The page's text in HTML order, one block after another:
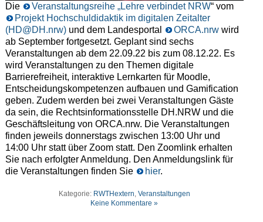
Die Veranstaltungsreihe „Lehre verbindet NRW“ vom
Projekt Hochschuldidaktik im digitalen Zeitalter
(HD@DH.nrw)und dem Landesportal ORCA.nrwwird
ab September fortgesetzt. Geplant sind sechs
Veranstaltungen ab dem 22.09.22 bis zum 08.12.22. Es
wird Veranstaltungen zu den Themen digitale
Barrierefreiheit, interaktive Lernkarten für Moodle,
Entscheidungskompetenzen aufbauen und Gamification
geben. Zudem werden bei zwei Veranstaltungen Gäste
da sein, die Rechtsinformationsstelle DH.NRW und die
Geschäftsleitung von ORCA.nrw. Die Veranstaltungen
finden jeweils donnerstags zwischen 13:00 Uhr und
14:00 Uhr statt über Zoom statt. Den Zoomlink erhalten
Sie nach erfolgter Anmeldung. Den Anmeldungslink für
die Veranstaltungen finden Sie
hier.
Kategorie: RWTHextern Veranstaltungen
Keine Kommentare »